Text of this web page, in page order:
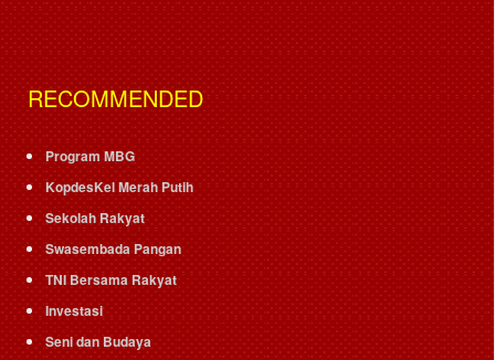
RECOMMENDED
Program MBG
KopdesKel Merah Putih
Sekolah Rakyat
Swasembada Pangan
TNI Bersama Rakyat
Investasi
Seni dan Budaya